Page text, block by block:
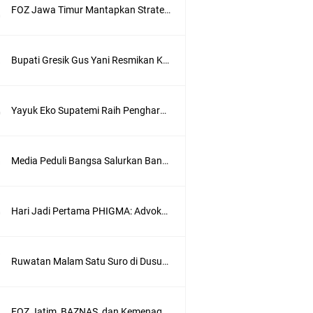
FOZ Jawa Timur Mantapkan Strategi Semester II 2026, Fokus pada Penguatan SDM Amil dan Kolaborasi BerdampakNarasi
Bupati Gresik Gus Yani Resmikan Kantor Desa Sidoraharjo: Simbol Komitmen Pelayanan Publik dan Kepedulian Sosial
Yayuk Eko Supatemi Raih Penghargaan IGA Jatim, Inovasi Wayang Kulit untuk Anak Berkebutuhan Khusus
Media Peduli Bangsa Salurkan Bantuan Alat Bantu Jalan untuk Lansia
Hari Jadi Pertama PHIGMA: Advokat dan LBH Perkuat Soliditas di Jakarta
Ruwatan Malam Satu Suro di Dusun Kedungsekar Lor, Tradisi Luhur yang Terus Istiqomah